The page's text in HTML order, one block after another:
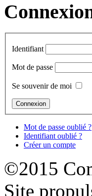
Identifiant
Mot de passe
Se souvenir de moi
Mot de passe oublié ?
Identifiant oublié ?
Créer un compte
©2015
Site